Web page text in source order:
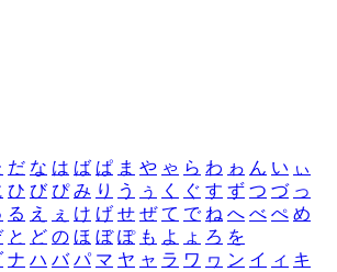
だ な は ば ぱ ま や ゃ ら わ ゎ ん い ぃ
ひ び ぴ み り う ぅ く ぐ す ず つ づ っ
る え ぇ け げ せ ぜ て で ね へ べ ぺ め
と ど の ほ ぼ ぽ も よ ょ ろ を
ナ ハ バ パ マ ヤ ャ ラ ワ ヮ ン イ ィ キ